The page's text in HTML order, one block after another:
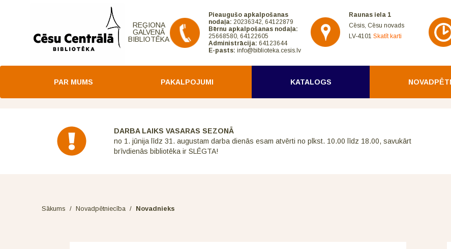
REĢIONA
GALVENĀ
BIBLIOTĒKA
Pieaugušo apkalpošanas
nodaļa: 20236342, 64122879
Bērnu apkalpošanas nodaļa:
25668580, 64122605
Administrācija: 64123644
E-pasts: info@biblioteka.cesis.lv
Raunas iela 1
Cēsis, Cēsu novads
LV-4101 Skatīt karti
PAR MUMS PAKALPOJUMI KATALOGS
DARBA LAIKS VASARAS SEZONĀ
no 1. jūnija līdz 31. augustam darba dienās esam atvērti no plkst. 10.00 līdz 18.00, savukārt
brīvdienās bibliotēka ir SLĒGTA!
Sākums / Novadpētniecība / Novadnieks